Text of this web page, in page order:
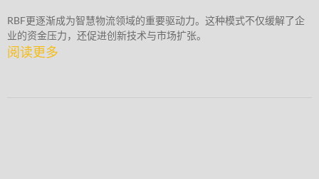
RBF更逐渐成为智慧物流领域的重要驱动力。这种模式不仅缓解了企
业的资金压力，还促进创新技术与市场扩张。
阅读更多